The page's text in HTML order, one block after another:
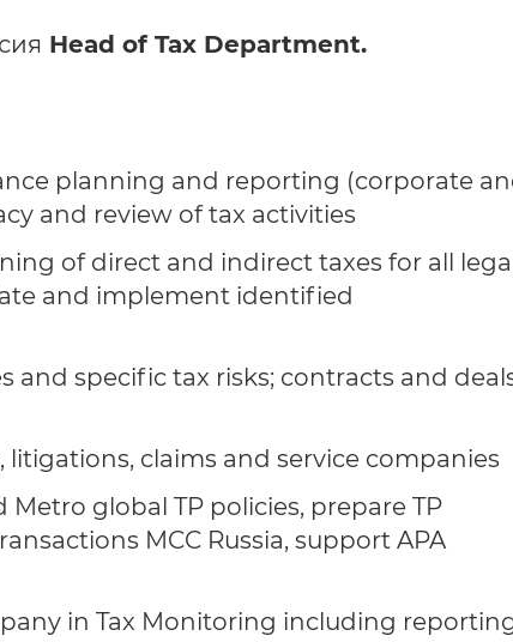
Head of Tax Department.
planning and reporting (corporate
and review of tax activities
of direct and indirect taxes for all
and implement identified
and specific tax risks; contracts and
litigations, claims and service companies
global TP policies, prepare TP
MCC Russia, support APA
in Tax Monitoring including